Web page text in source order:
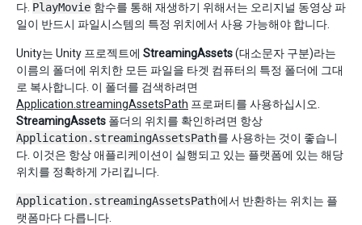
다. PlayMovie 함수를 통해 재생하기 위해서는 오리지널 동영상 파
일이 반드시 파일시스템의 특정 위치에서 사용 가능해야 합니다.
Unity는 Unity 프로젝트에 StreamingAssets(대소문자 구분)라는
이름의 폴더에 위치한 모든 파일을 타겟 컴퓨터의 특정 폴더에 그대
로 복사합니다. 이 폴더를 검색하려면
Application.streamingAssetsPath 프로퍼티를 사용하십시오.
StreamingAssets 폴더의 위치를 확인하려면 항상
Application.streamingAssetsPath를 사용하는 것이 좋습니
다. 이것은 항상 애플리케이션이 실행되고 있는 플랫폼에 있는 해당
위치를 정확하게 가리킵니다.
Application.streamingAssetsPath에서 반환하는 위치는 플
랫폼마다 다릅니다.